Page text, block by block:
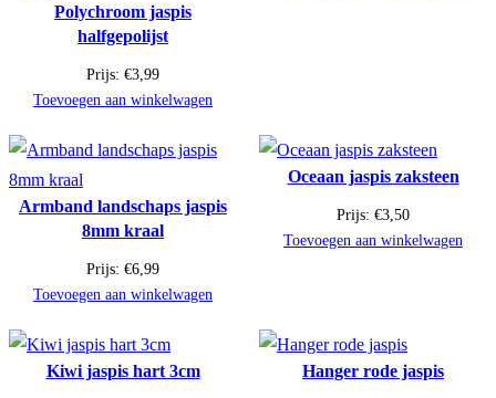
Polychroom jaspis
halfgepolijst
Prijs: €3,99
Toevoegen aan winkelwagen
Armband landschaps jaspis
8mm kraal
Prijs: €6,99
Toevoegen aan winkelwagen
Oceaan jaspis zaksteen
Prijs: €3,50
Toevoegen aan winkelwagen
Kiwi jaspis hart 3cm Hanger rode jaspis